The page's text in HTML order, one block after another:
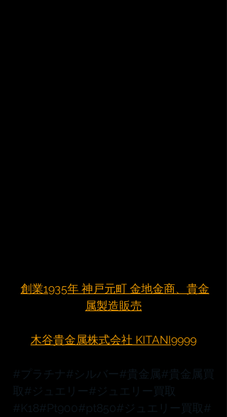
創業1935年 神戸元町 金地金商、貴金
属製造販売
木谷貴金属株式会社 KITANI9999
#プラチナ #シルバー #貴金属#貴金属買
取 #ジュエリー #ジュエリー買取
#K18#Pt900#pt850#ジュエリー買取 #